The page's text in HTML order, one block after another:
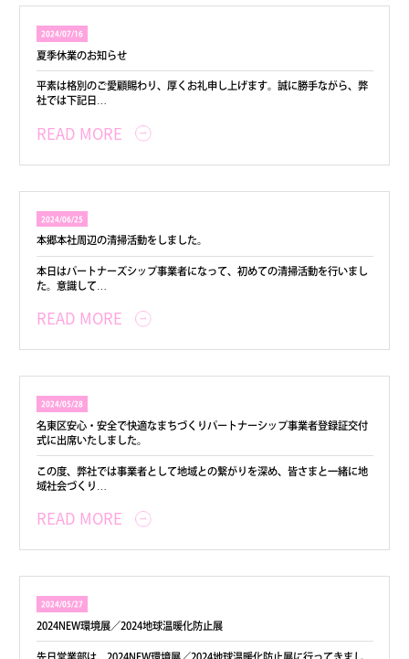
2024/07/16
夏季休業のお知らせ
平素は格別のご愛顧賜わり、厚くお礼申し上げます。誠に勝手ながら、弊
社では下記日…
READ MORE
2024/06/25
本郷本社周辺の清掃活動をしました。
本日はパートナーズシップ事業者になって、初めての清掃活動を行いまし
た。意識して…
READ MORE
2024/05/28
名東区安心・安全で快適なまちづくりパートナーシップ事業者登録証交付
式に出席いたしました。
この度、弊社では事業者として地域との繋がりを深め、皆さまと一緒に地
域社会づくり…
READ MORE
2024/05/27
2024NEW環境展／2024地球温暖化防止展
先日営業部は、2024NEW環境展／2024地球温暖化防止展に行ってきまし